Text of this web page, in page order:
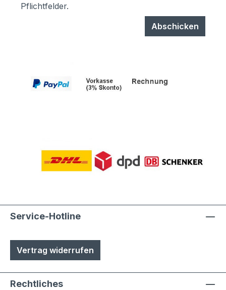
Pflichtfelder.
Abschicken
Service-Hotline
Vertrag widerrufen
Rechtliches